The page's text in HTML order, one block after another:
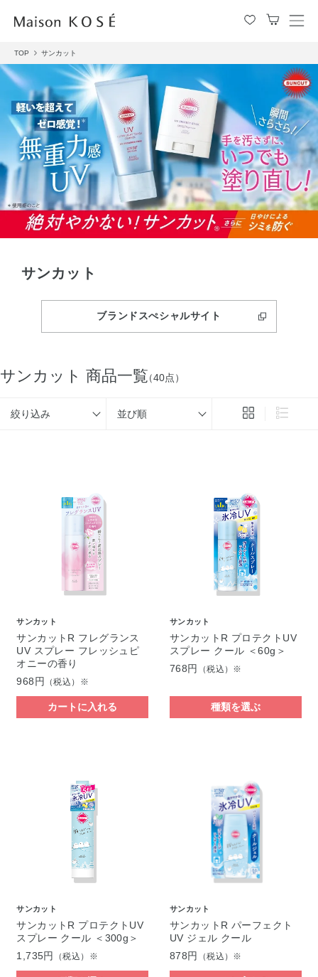
メ
ー
を
開
閉
す
る
TOP サンカット
サンカット
ブランドスぺシャルサイト
サンカット 商品一覧（40点）
絞り込み 並び順
サンカット
サンカットR フレグランス
UV スプレー フレッシュピ
オニーの香り
968円 （税込）※
カートに入れる
サンカット
サンカットR プロテクトUV
スプレー クール ＜60g＞
768円
（税込）※
種類を選ぶ
サンカット
サンカットR プロテクトUV
スプレー クール ＜300g＞
1,735円
（税込）※
サンカット
サンカットR パーフェクト
UV ジェル クール
878円
（税込）※